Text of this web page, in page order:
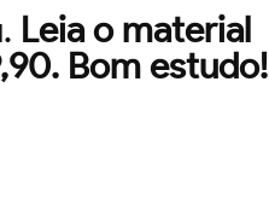
Leia o material
Bom estudo!